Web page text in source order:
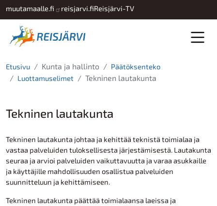
Hyppää pääsisältöön
muutamaalle.fi reisjarvi.fiReisjärvi-TV
Etusivu Kunta ja hallinto
Päätöksenteko
Luottamuselimet
Tekninen lautakunta
Tekninen lautakunta
Tekninen lautakunta johtaa ja kehittää teknistä toimialaa ja
vastaa palveluiden tuloksellisesta järjestämisestä. Lautakunta
seuraa ja arvioi palveluiden vaikuttavuutta ja varaa asukkaille
ja käyttäjille mahdollisuuden osallistua palveluiden
suunnitteluun ja kehittämiseen.
Tekninen lautakunta päättää toimialaansa laeissa ja